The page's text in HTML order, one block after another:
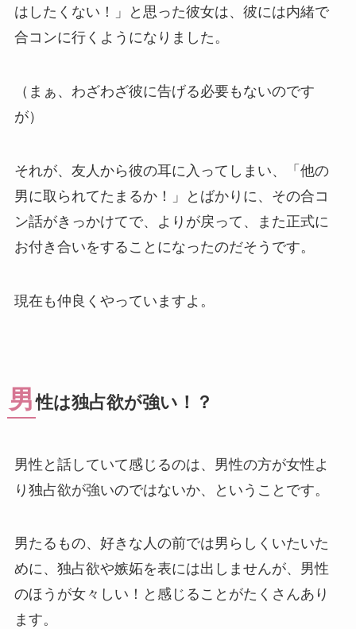
はしたくない！」と思った彼女は、彼には内緒で
合コンに行くようになりました。
（まぁ、わざわざ彼に告げる必要もないのです
が）
それが、友人から彼の耳に入ってしまい、「他の
男に取られてたまるか！」とばかりに、その合コ
ン話がきっかけてで、よりが戻って、また正式に
お付き合いをすることになったのだそうです。
現在も仲良くやっていますよ。
男 性は独占欲が強い！？
男性と話していて感じるのは、男性の方が女性よ
り独占欲が強いのではないか、ということです。
男たるもの、好きな人の前では男らしくいたいた
めに、独占欲や嫉妬を表には出しませんが、男性
のほうが女々しい！と感じることがたくさんあり
ます。